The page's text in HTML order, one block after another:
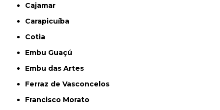
Cajamar
Carapicuíba
Cotia
Embu Guaçú
Embu das Artes
Ferraz de Vasconcelos
Francisco Morato